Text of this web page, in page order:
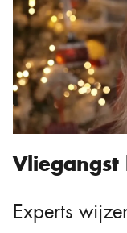
Experts